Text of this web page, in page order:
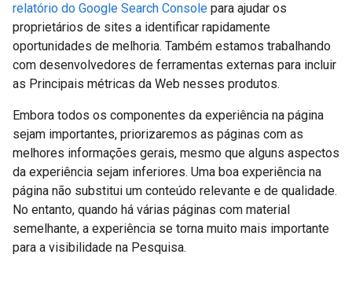
relatório do Google Search Console para ajudar os
proprietários de sites a identificar rapidamente
oportunidades de melhoria. Também estamos trabalhando
com desenvolvedores de ferramentas externas para incluir
as Principais métricas da Web nesses produtos.
Embora todos os componentes da experiência na página
sejam importantes, priorizaremos as páginas com as
melhores informações gerais, mesmo que alguns aspectos
da experiência sejam inferiores. Uma boa experiência na
página não substitui um conteúdo relevante e de qualidade.
No entanto, quando há várias páginas com material
semelhante, a experiência se torna muito mais importante
para a visibilidade na Pesquisa.